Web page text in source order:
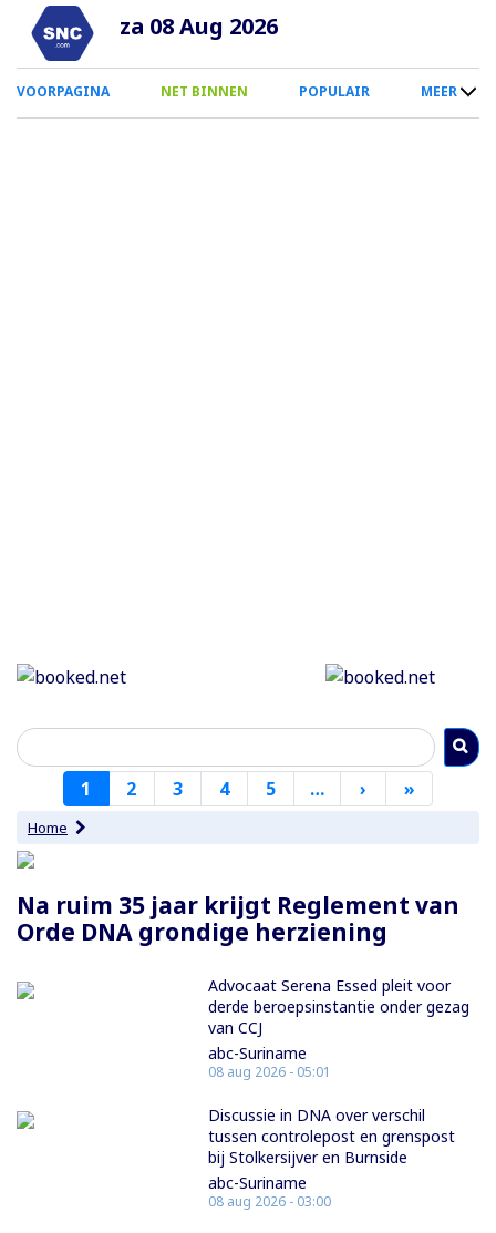
Overslaan
naar
inhoud
za 08 Aug 2026
0
Smartphone
VOORPAGINA NET BINNEN POPULAIR MEER
Paginering
1 2 3 4 5 … › Volgende
pagina
»
pagina
Home
Na ruim 35 jaar krijgt Reglement van
Orde DNA grondige herziening
Advocaat Serena Essed pleit voor
derde beroepsinstantie onder gezag
van CCJ
abc-Suriname
08 aug 2026 - 05:01
Discussie in DNA over verschil
tussen controlepost en grenspost
bij Stolkersijver en Burnside
abc-Suriname
08 aug 2026 - 03:00